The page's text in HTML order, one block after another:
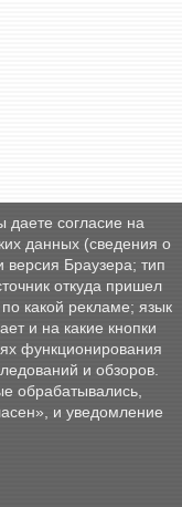
даете согласие на
данных (сведения о
Браузера; тип
откуда пришел
какой рекламе; язык
и на какие кнопки
функционирования
и обзоров.
обрабатывались,
и уведомление